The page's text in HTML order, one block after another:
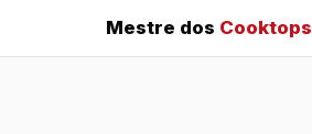
Mestre dos Cooktops